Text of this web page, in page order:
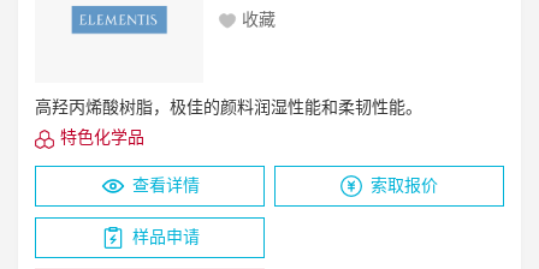
收藏
高羟丙烯酸树脂，极佳的颜料润湿性能和柔韧性能。
特色化学品
查看详情 索取报价
样品申请